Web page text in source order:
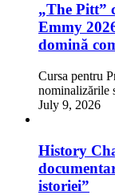
„The Pitt”
Emmy
domină
Cursa pentru
July 9, 2026
History
istoriei”